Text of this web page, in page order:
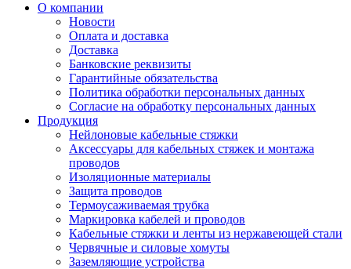
О компании
Новости
Оплата и доставка
Доставка
Банковские реквизиты
Гарантийные обязательства
Политика обработки персональных данных
Согласие на обработку персональных данных
Продукция
Нейлоновые кабельные стяжки
Аксессуары для кабельных стяжек и монтажа
проводов
Изоляционные материалы
Защита проводов
Термоусаживаемая трубка
Маркировка кабелей и проводов
Кабельные стяжки и ленты из нержавеющей стали
Червячные и силовые хомуты
Заземляющие устройства